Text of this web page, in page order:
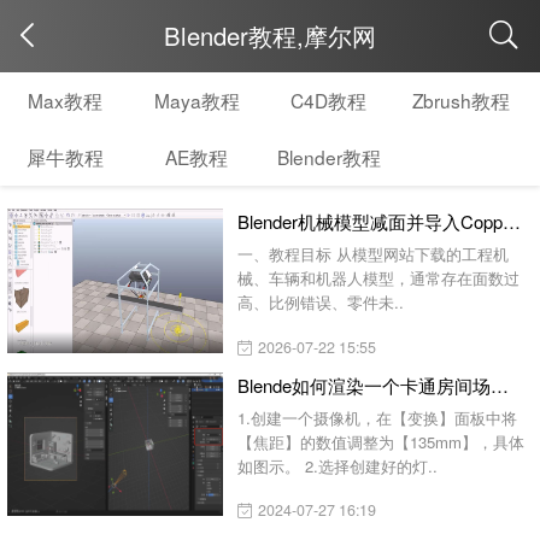
Blender教程,摩尔网
Max教程 Maya教程 C4D教程 Zbrush教程
犀牛教程 AE教程 Blender教程
Blender机械模型减面并导入CoppeliaSim的完整流程
一、教程目标 从模型网站下载的工程机
械、车辆和机器人模型，通常存在面数过
高、比例错误、零件未..
2026-07-22 15:55
Blende如何渲染一个卡通房间场景,渲染+后期教程
1.创建一个摄像机，在【变换】面板中将
【焦距】的数值调整为【135mm】，具体
如图示。 2.选择创建好的灯..
2024-07-27 16:19
取消